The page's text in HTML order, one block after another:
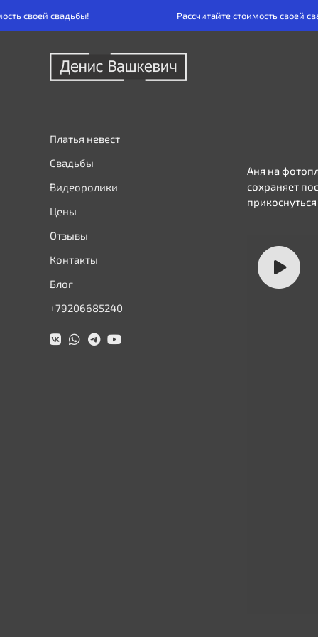
Платья невест
Свадьбы
Видеоролики
Цены
Отзывы
Контакты
Блог
+79206685240
Аня на
сохраняет
своей свадьбы! Рассчитайте стоимость своей